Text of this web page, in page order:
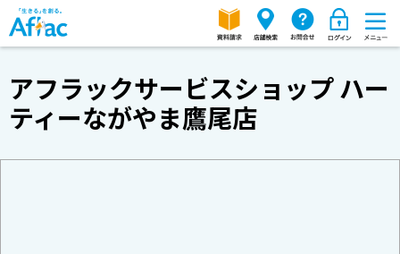
アフラックサービスショップ ハー
ティーながやま鷹尾店